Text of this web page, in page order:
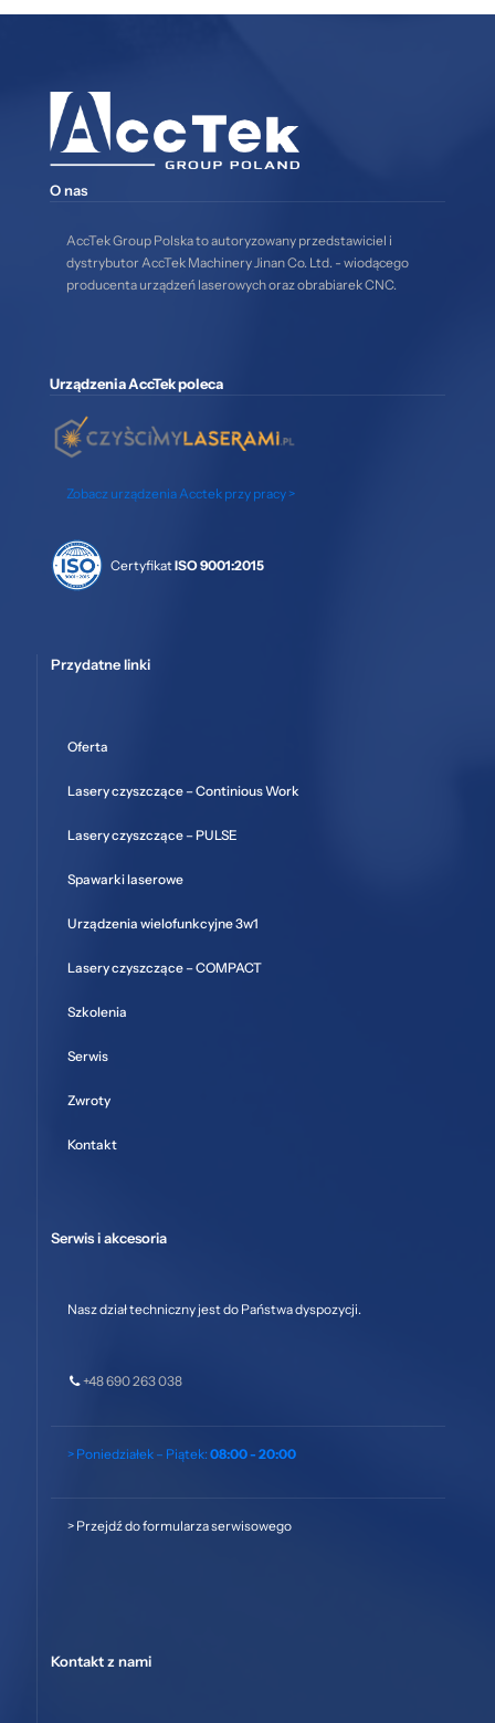
O nas
AccTek Group Polska to autoryzowany przedstawiciel i
dystrybutor AccTek Machinery Jinan Co. Ltd. - wiodącego
producenta urządzeń laserowych oraz obrabiarek CNC.
Urządzenia AccTek poleca
Zobacz urządzenia Acctek przy pracy >
CertyfikatISO 9001:2015
Przydatne linki
Oferta
Lasery czyszczące – Continious Work
Lasery czyszczące – PULSE
Spawarki laserowe
Urządzenia wielofunkcyjne 3w1
Lasery czyszczące – COMPACT
Szkolenia
Serwis
Zwroty
Kontakt
Serwis i akcesoria
Nasz dział techniczny jest do Państwa dyspozycji.
+48 690 263 038
> Poniedziałek – Piątek: 08:00 - 20:00
> Przejdź do formularza serwisowego
Kontakt z nami